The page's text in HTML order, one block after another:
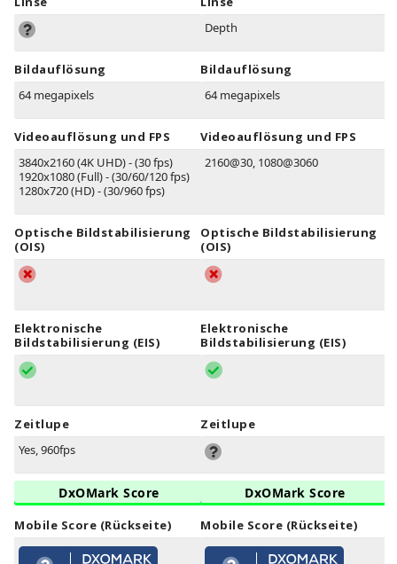
Bildauflösung
64 megapixels
Videoauflösung und FPS
3840x2160 (4K UHD) - (30 fps)
1920x1080 (Full) - (30/60/120 fps)
1280x720 (HD) - (30/960 fps)
Optische Bildstabilisierung
(OIS)
Elektronische
Bildstabilisierung (EIS)
Zeitlupe
Yes, 960fps
DxOMark Score
Mobile Score (Rückseite)
Depth
Bildauflösung
64 megapixels
Videoauflösung und FPS
2160@30, 1080@3060
Optische Bildstabilisierung
(OIS)
Elektronische
Bildstabilisierung (EIS)
Zeitlupe
DxOMark Score
Mobile Score (Rückseite)